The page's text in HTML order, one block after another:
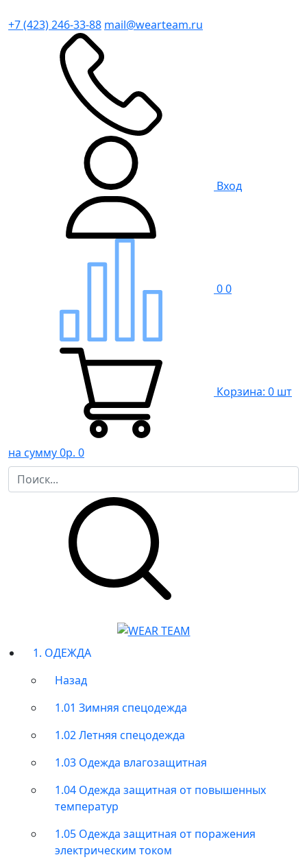
+7 (423) 246-33-88 mail@wearteam.ru
Вход
00
Корзина: 0 шт
на сумму 0р. 0
1. ОДЕЖДА
Назад
1.01 Зимняя спецодежда
1.02 Летняя спецодежда
1.03 Одежда влагозащитная
1.04 Одежда защитная от повышенных
температур
1.05 Одежда защитная от поражения
электрическим током